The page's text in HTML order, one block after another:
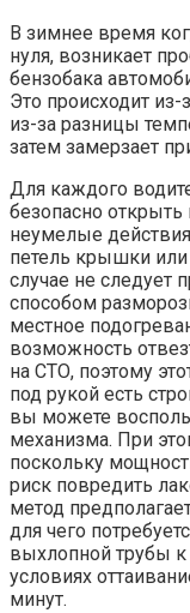
В зимнее время
нуля, возникает
бензобака
Это происходит из-
из-за разницы
затем замерзает
Для каждого
безопасно
неумелые
петель крышки
случае не следует
способом
местное
возможность
на СТО, поэтому
под рукой есть
вы можете
механизма. При
поскольку
риск повредить
метод
для чего
выхлопной трубы к
условиях
минут.